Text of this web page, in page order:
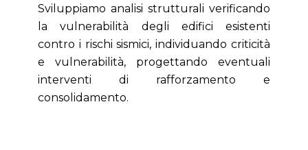
Sviluppiamo analisi strutturali verificando
la vulnerabilità degli edifici esistenti
contro i rischi sismici, individuando criticità
e vulnerabilità, progettando eventuali
interventi di rafforzamento e
consolidamento.